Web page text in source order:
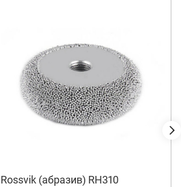
Rossvik (абразив) RH310